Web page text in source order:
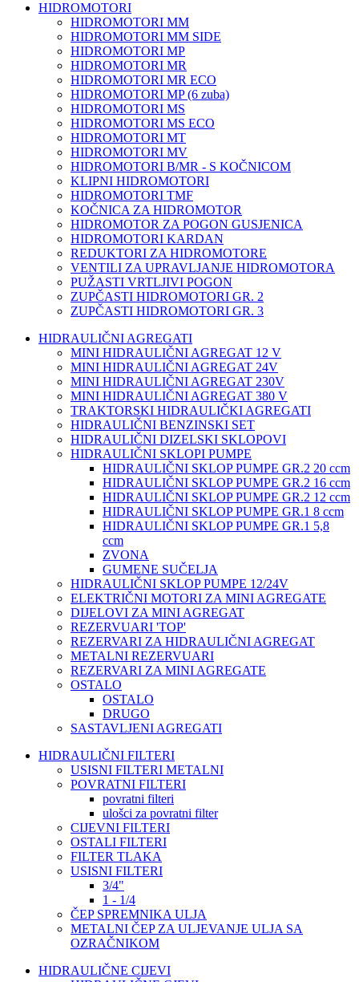
HIDROMOTORI
HIDROMOTORI MM
HIDROMOTORI MM SIDE
HIDROMOTORI MP
HIDROMOTORI MR
HIDROMOTORI MR ECO
HIDROMOTORI MP (6 zuba)
HIDROMOTORI MS
HIDROMOTORI MS ECO
HIDROMOTORI MT
HIDROMOTORI MV
HIDROMOTORI B/MR - S KOČNICOM
KLIPNI HIDROMOTORI
HIDROMOTORI TMF
KOČNICA ZA HIDROMOTOR
HIDROMOTOR ZA POGON GUSJENICA
HIDROMOTORI KARDAN
REDUKTORI ZA HIDROMOTORE
VENTILI ZA UPRAVLJANJE HIDROMOTORA
PUŽASTI VRTLJIVI POGON
ZUPČASTI HIDROMOTORI GR. 2
ZUPČASTI HIDROMOTORI GR. 3
HIDRAULIČNI AGREGATI
MINI HIDRAULIČNI AGREGAT 12 V
MINI HIDRAULIČNI AGREGAT 24V
MINI HIDRAULIČNI AGREGAT 230V
MINI HIDRAULIČNI AGREGAT 380 V
TRAKTORSKI HIDRAULIČKI AGREGATI
HIDRAULIČNI BENZINSKI SET
HIDRAULIČNI DIZELSKI SKLOPOVI
HIDRAULIČNI SKLOPI PUMPE
HIDRAULIČNI SKLOP PUMPE GR.2 20 ccm
HIDRAULIČNI SKLOP PUMPE GR.2 16 ccm
HIDRAULIČNI SKLOP PUMPE GR.2 12 ccm
HIDRAULIČNI SKLOP PUMPE GR.1 8 ccm
HIDRAULIČNI SKLOP PUMPE GR.1 5,8
ccm
ZVONA
GUMENE SUČELJA
HIDRAULIČNI SKLOP PUMPE 12/24V
ELEKTRIČNI MOTORI ZA MINI AGREGATE
DIJELOVI ZA MINI AGREGAT
REZERVUARI 'TOP'
REZERVARI ZA HIDRAULIČNI AGREGAT
METALNI REZERVUARI
REZERVARI ZA MINI AGREGATE
OSTALO
OSTALO
DRUGO
SASTAVLJENI AGREGATI
HIDRAULIČNI FILTERI
USISNI FILTERI METALNI
POVRATNI FILTERI
povratni filteri
ulošci za povratni filter
CIJEVNI FILTERI
OSTALI FILTERI
FILTER TLAKA
USISNI FILTERI
3/4"
1 - 1/4
ČEP SPREMNIKA ULJA
METALNI ČEP ZA ULJEVANJE ULJA SA
OZRAČNIKOM
HIDRAULIČNE CIJEVI